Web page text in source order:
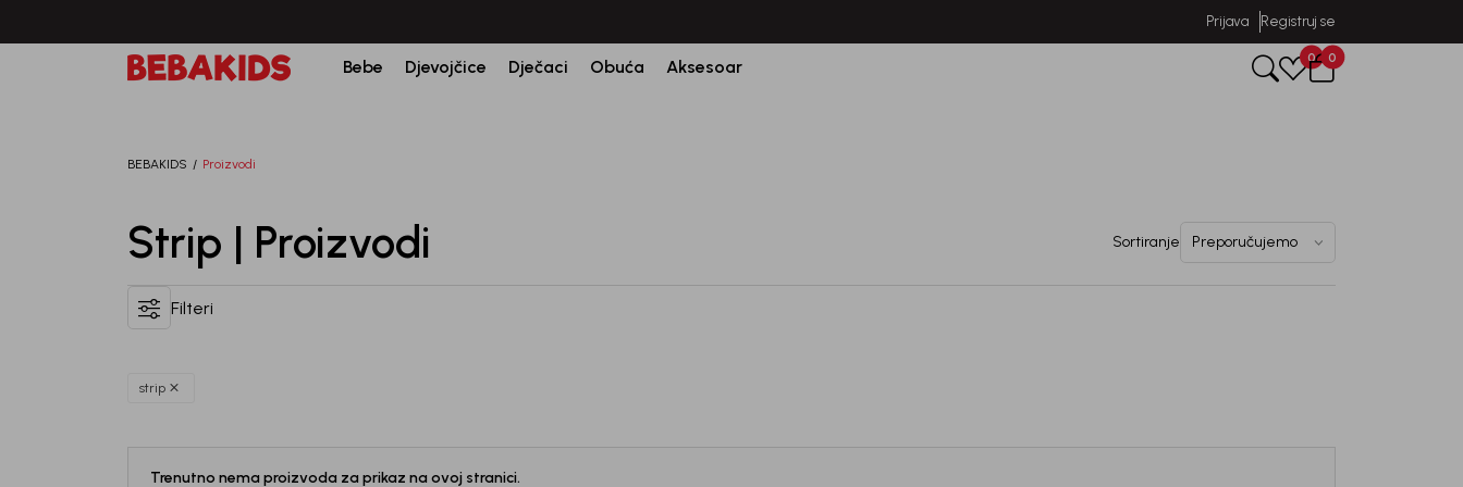
Prijava Registruj se
Bebe Djevojčice Dječaci Obuća Aksesoar 0 0
BEBAKIDS Proizvodi
Strip | Proizvodi Sortiranje
Filteri
strip
Trenutno nema proizvoda za prikaz na ovoj stranici.